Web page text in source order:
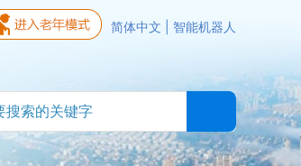
简体中文 智能机器人